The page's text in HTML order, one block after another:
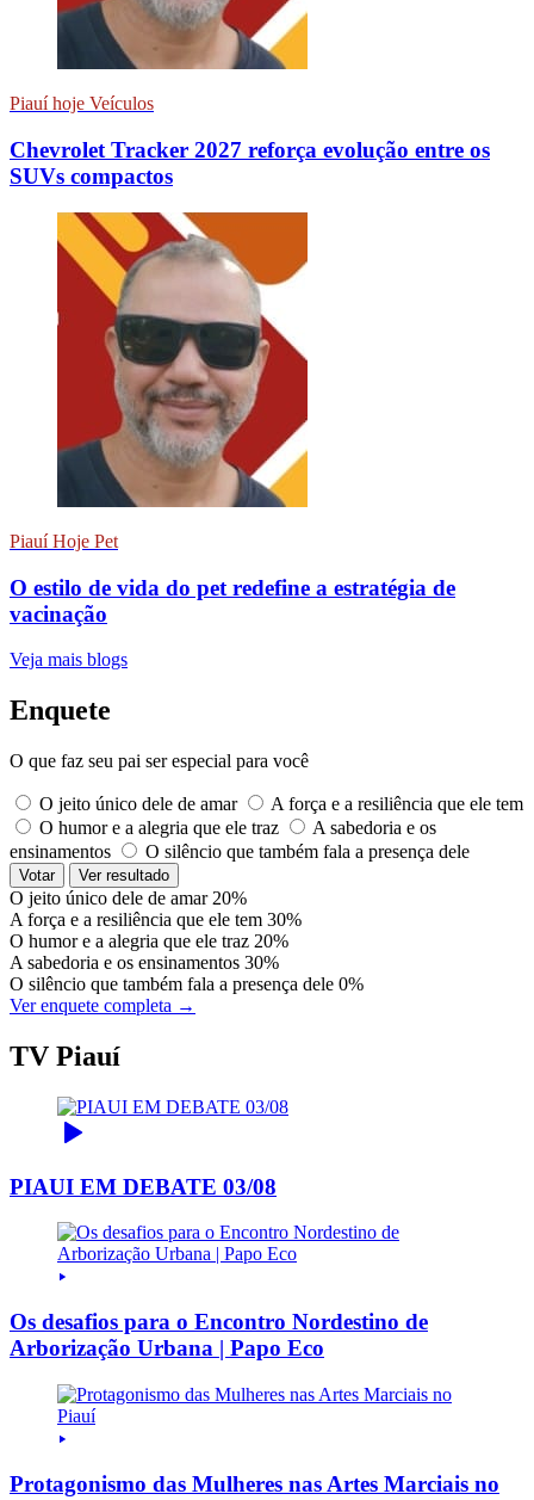
Piauí hoje Veículos
Chevrolet Tracker 2027 reforça evolução entre os
SUVs compactos
Piauí Hoje Pet
O estilo de vida do pet redefine a estratégia de
vacinação
Veja mais blogs
Enquete
O que faz seu pai ser especial para você
O jeito único dele de amar
A força e a resiliência que ele tem
O humor e a alegria que ele traz
A sabedoria e os
ensinamentos
O silêncio que também fala a presença dele
Votar Ver resultado
O jeito único dele de amar 20%
A força e a resiliência que ele tem 30%
O humor e a alegria que ele traz 20%
A sabedoria e os ensinamentos 30%
O silêncio que também fala a presença dele 0%
Ver enquete completa →
TV Piauí
PIAUI EM DEBATE 03/08
Os desafios para o Encontro Nordestino de
Arborização Urbana | Papo Eco
Protagonismo das Mulheres nas Artes Marciais no